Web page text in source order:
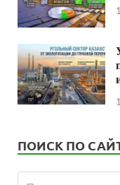
ПОИСК ПО